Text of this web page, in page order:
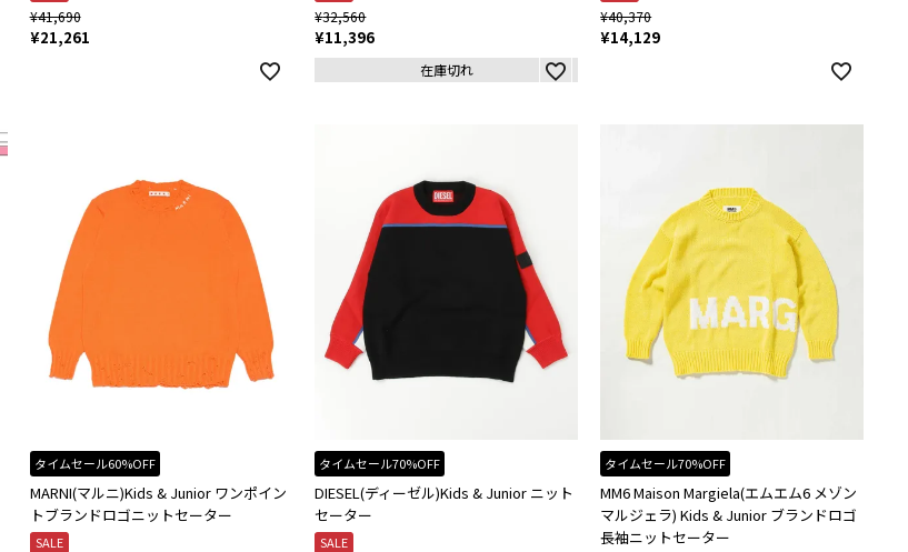
¥41,690
¥21,261
¥32,560
¥11,396
在庫切れ
¥40,370
¥14,129
タイムセール60%OFF
MARNI(マルニ)Kids & Junior ワンポイン
トブランドロゴニットセーター
SALE
タイムセール70%OFF
DIESEL(ディーゼル)Kids & Junior ニット
セーター
SALE
タイムセール70%OFF
MM6 Maison Margiela(エムエム6 メゾン
マルジェラ) Kids & Junior ブランドロゴ
長袖ニットセーター